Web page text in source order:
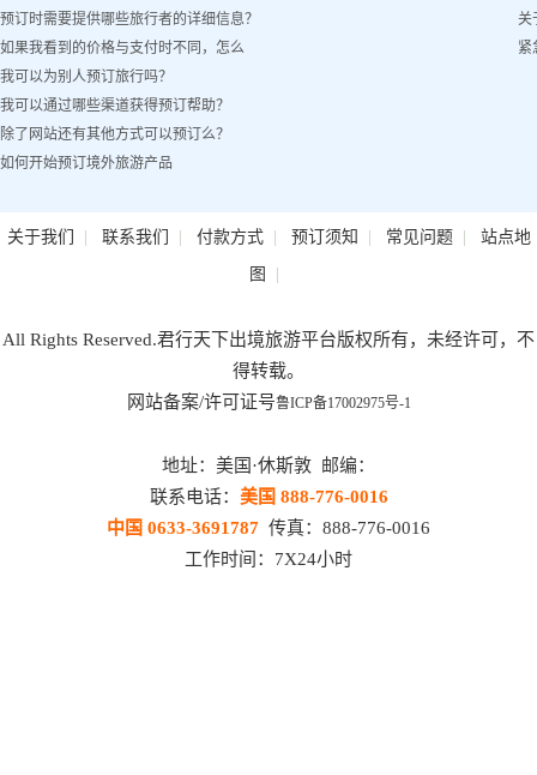
预订时需要提供哪些旅行者的详细信息？
如果我看到的价格与支付时不同，怎么
办？
我可以为别人预订旅行吗？
我可以通过哪些渠道获得预订帮助？
除了网站还有其他方式可以预订么？
如何开始预订境外旅游产品
关
紧
关于我们 | 联系我们 | 付款方式| 预订须知 | 常见问题| 站点地
图 |
All Rights Reserved.君行天下出境旅游平台版权所有，未经许可，不
得转载。
网站备案/许可证号鲁ICP备17002975号-1
地址：美国·休斯敦 邮编：
联系电话： 美国 888-776-0016
中国 0633-3691787 传真：888-776-0016
工作时间：7X24小时